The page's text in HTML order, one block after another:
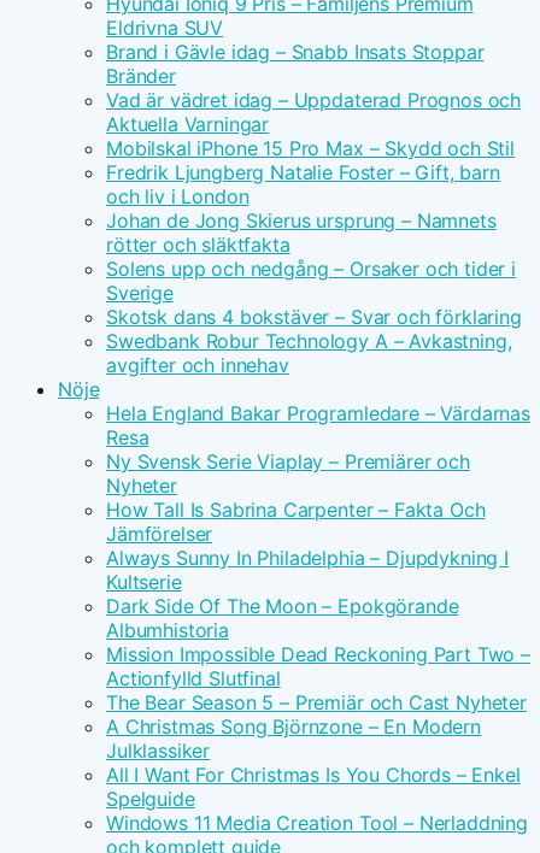
Eldrivna SUV
Brand i Gävle idag – Snabb Insats Stoppar
Bränder
Vad är vädret idag – Uppdaterad Prognos och
Aktuella Varningar
Mobilskal iPhone 15 Pro Max – Skydd och Stil
Fredrik Ljungberg Natalie Foster – Gift, barn
och liv i London
Johan de Jong Skierus ursprung – Namnets
rötter och släktfakta
Solens upp och nedgång – Orsaker och tider i
Sverige
Skotsk dans 4 bokstäver – Svar och förklaring
Swedbank Robur Technology A – Avkastning,
avgifter och innehav
Nöje
Hela England Bakar Programledare – Värdarnas
Resa
Ny Svensk Serie Viaplay – Premiärer och
Nyheter
How Tall Is Sabrina Carpenter – Fakta Och
Jämförelser
Always Sunny In Philadelphia – Djupdykning I
Kultserie
Dark Side Of The Moon – Epokgörande
Albumhistoria
Mission Impossible Dead Reckoning Part Two –
Actionfylld Slutfinal
The Bear Season 5 – Premiär och Cast Nyheter
A Christmas Song Björnzone – En Modern
Julklassiker
All I Want For Christmas Is You Chords – Enkel
Spelguide
Windows 11 Media Creation Tool – Nerladdning
och komplett guide